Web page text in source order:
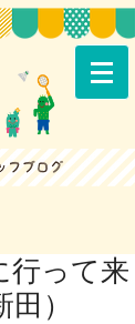
行って来
）